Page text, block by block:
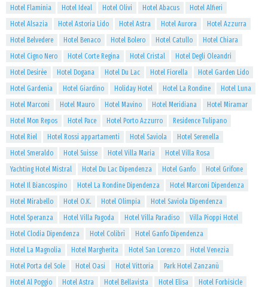
Hotel Flaminia
Hotel Ideal Hotel Olivi Hotel Abacus
Hotel Alfieri
Hotel Alsazia
Hotel Astoria Lido Hotel Astra Hotel Aurora
Hotel Azzurra
Hotel Belvedere
Hotel Benaco Hotel Bolero Hotel Catullo
Hotel Chiara
Hotel Cigno Nero
Hotel Corte Regina Hotel Cristal
Hotel Degli Oleandri
Hotel Desirèe
Hotel Dogana Hotel Du Lac Hotel Fiorella
Hotel Garden Lido
Hotel Gardenia
Hotel Giardino Holiday Hotel Hotel La Rondine
Hotel Luna
Hotel Marconi
Hotel Mauro Hotel Mavino Hotel Meridiana
Hotel Miramar
Hotel Mon Repos
Hotel Pace Hotel Porto Azzurro
Residence Tulipano
Hotel Riel
Hotel Rossi appartamenti Hotel Saviola
Hotel Serenella
Hotel Smeraldo
Hotel Suisse Hotel Villa Maria
Hotel Villa Rosa
Yachting Hotel Mistral
Hotel Du Lac Dipendenza Hotel Ganfo
Hotel Grifone
Hotel Il Biancospino
Hotel La Rondine Dipendenza
Hotel Marconi Dipendenza
Hotel Mirabello
Hotel O.K. Hotel Olimpia
Hotel Saviola Dipendenza
Hotel Speranza
Hotel Villa Pagoda Hotel Villa Paradiso
Villa Pioppi Hotel
Hotel Clodia Dipendenza
Hotel Colibrì
Hotel Ganfo Dipendenza
Hotel La Magnolia
Hotel Margherita Hotel San Lorenzo
Hotel Venezia
Hotel Porta del Sole
Hotel Oasi Hotel Vittoria
Park Hotel Zanzanù
Hotel Al Poggio
Hotel Astra Hotel Bellavista Hotel Elisa
Hotel Forbisicle